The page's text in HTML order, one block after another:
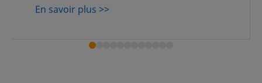
En savoir plus >>